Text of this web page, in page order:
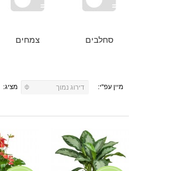
סחלבים צמחים
מיין עפ"י: דירוג נמוך מציג: